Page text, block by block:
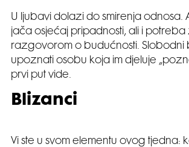
U ljubavi dolazi do smirenja odnosa.
jača osjećaj pripadnosti, ali i potreba
razgovorom o budućnosti. Slobodni
upoznati osobu koja im djeluje
prvi put vide.
Blizanci
Vi ste u svom elementu ovog tjedna: